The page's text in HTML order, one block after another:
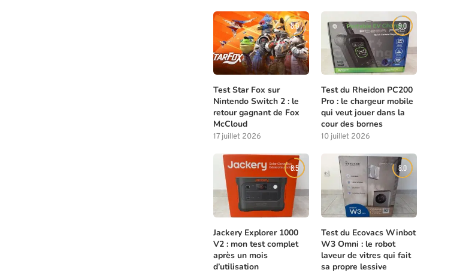
8.0
Test Star Fox sur
Nintendo Switch 2 : le
retour gagnant de Fox
McCloud
17 juillet 2026
9.0
Test du Rheidon PC200
Pro : le chargeur mobile
qui veut jouer dans la
cour des bornes
10 juillet 2026
8.5
Jackery Explorer 1000
V2 : mon test complet
après un mois
d’utilisation
8.0
Test du Ecovacs Winbot
W3 Omni : le robot
laveur de vitres qui fait
sa propre lessive